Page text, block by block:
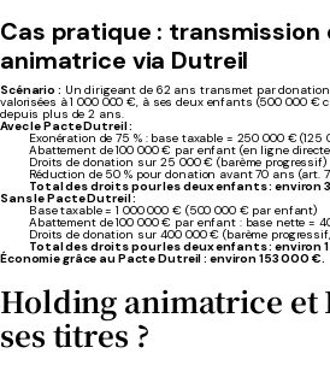
Cas pratique :
animatrice via Dutreil
Scénario : Un dirigeant de 62 ans transmet par
valorisées à 1 000 000 €, à ses deux enfants (500 000 €
depuis plus de 2 ans.
Avec le Pacte Dutreil :
Exonération de 75 % : base taxable = 250 000 €
Abattement de 100 000 € par enfant (en ligne
Droits de donation sur 25 000 € (barème
Réduction de 50 % pour donation avant 70 ans (art.
Total des droits pour les deux enfants : environ
Sans le Pacte Dutreil :
Base taxable = 1 000 000 € (500 000 € par enfant)
Abattement de 100 000 € par enfant : base nette =
Droits de donation sur 400 000 € (barème
Total des droits pour les deux enfants : environ
Économie grâce au Pacte Dutreil : environ 153 000 €.
Holding animatrice et
ses titres ?